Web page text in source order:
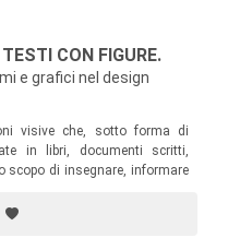
CON FIGURE.
e grafici nel design
visive che, sotto forma di
in libri, documenti scritti,
scopo di insegnare, informare
nell’usare e realizzare le
facendone elementi affatto